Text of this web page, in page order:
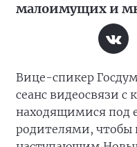
малоимущих и
Вице-спикер
сеанс видеосвязи
находящимися под
родителями, чтобы